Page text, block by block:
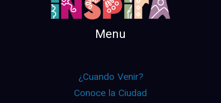
Menu
¿Cuando Venir?
Conoce la Ciudad